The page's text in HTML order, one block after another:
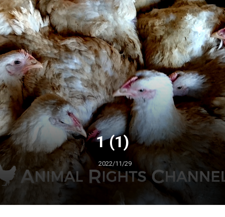
1 (1)
2022/11/29